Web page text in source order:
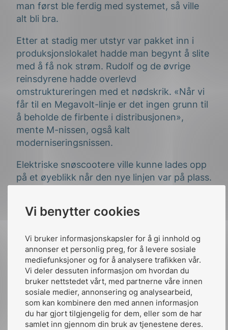
Vi benytter cookies
Vi bruker informasjonskapsler for å gi innhold og
annonser et personlig preg, for å levere sosiale
mediefunksjoner og for å analysere trafikken vår.
Vi deler dessuten informasjon om hvordan du
bruker nettstedet vårt, med partnerne våre innen
sosiale medier, annonsering og analysearbeid,
som kan kombinere den med annen informasjon
du har gjort tilgjengelig for dem, eller som de har
samlet inn gjennom din bruk av tjenestene deres.
man først ble ferdig med systemet, så ville
alt bli bra.
Etter at stadig mer utstyr var pakket inn i
produksjonslokalet hadde man begynt å slite
med å få nok strøm. Rudolf og de øvrige
reinsdyrene hadde overlevd
omstruktureringen med et nødskrik. «Når vi
får til en Megavolt-linje er det ingen grunn til
å beholde de firbente i distribusjonen»,
mente M-nissen, også kalt
moderniseringsnissen.
Elektriske snøscootere ville kunne lades opp
på et øyeblikk når den nye linjen var på plass.
hadde dradd hjem, lett forfrosset. Nå skulle
linjene under spenning – AUS – slik at ikke
produksjonen stoppet opp. Arbeidsteamet
skulle følge prinsippene for arbeid med
elektriske anlegg iNEK EN 50110krevde K-
nissen (kvalitetsnissen). Dessuten skulle
anleggene bygges i samsvar med NEKs
normer – spesieltNEK 440.